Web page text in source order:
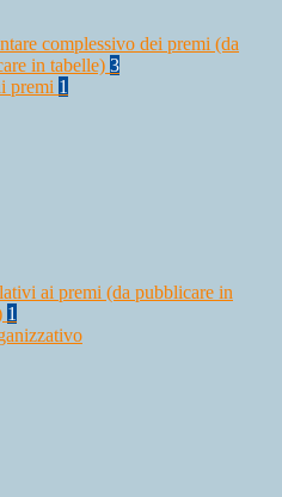
complessivo dei premi (da
in tabelle) 3
premi 1
ai premi (da pubblicare in
1